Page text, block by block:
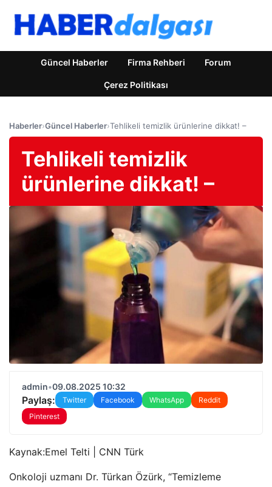
Güncel Haberler Firma Rehberi Forum
Çerez Politikası
Haberler›Güncel Haberler›Tehlikeli temizlik ürünlerine dikkat! –
Tehlikeli temizlik
ürünlerine dikkat! –
admin•09.08.2025 10:32
Paylaş: Twitter Facebook WhatsApp
Reddit
Pinterest
Kaynak:Emel Telti | CNN Türk
Onkoloji uzmanı Dr. Türkan Özürk, “Temizleme